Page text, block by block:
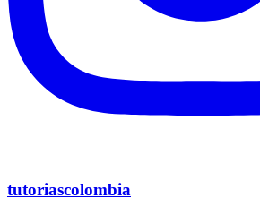
tutoriascolombia